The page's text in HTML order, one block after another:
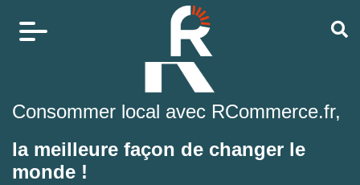
Consommer local avec RCommerce.fr,
la meilleure façon de changer le
monde !